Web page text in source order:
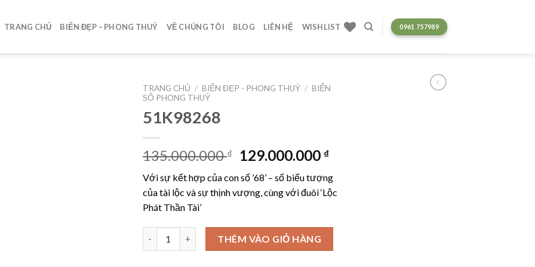
TRANG CHỦ BIỂN ĐẸP – PHONG THUỶ VỀ CHÚNG TÔI BLOG LIÊN HỆ WISHLIST 0961 757989
TRANG CHỦ / BIỂN ĐẸP - PHONG THUỶ / BIỂN
SỐ PHONG THUỶ
51K98268
135.000.000₫
Giá
là:
135.000.000 ₫.
129.000.000 ₫Giá
tại
là:
Với sự kết hợp của con số ’68’ – số biểu tượng
của tài lộc và sự thịnh vượng, cùng với đuôi ‘Lộc
Phát Thần Tài’
THÊM VÀO GIỎ HÀNG